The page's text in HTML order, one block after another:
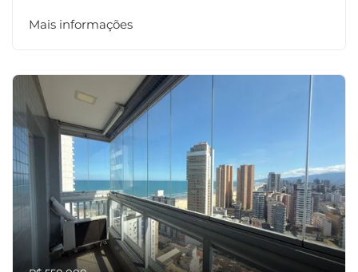
Mais informações